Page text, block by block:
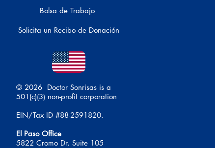
Bolsa de Trabajo
Solicita un Recibo de Donación
© 2026 Doctor Sonrisas is a
501(c)(3) non-profit corporation
EIN/Tax ID #88-2591820.
El Paso Office
5822 Cromo Dr, Suite 105